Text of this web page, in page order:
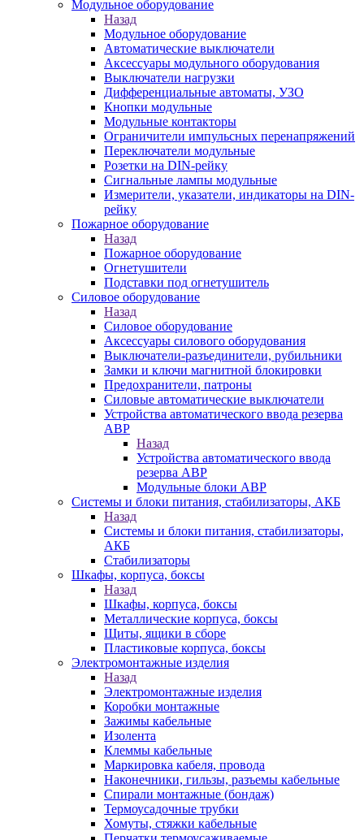
Модульное оборудование
Назад
Модульное оборудование
Автоматические выключатели
Аксессуары модульного оборудования
Выключатели нагрузки
Дифференциальные автоматы, УЗО
Кнопки модульные
Модульные контакторы
Ограничители импульсных перенапряжений
Переключатели модульные
Розетки на DIN-рейку
Сигнальные лампы модульные
Измерители, указатели, индикаторы на DIN-
рейку
Пожарное оборудование
Назад
Пожарное оборудование
Огнетушители
Подставки под огнетушитель
Силовое оборудование
Назад
Силовое оборудование
Аксессуары силового оборудования
Выключатели-разъединители, рубильники
Замки и ключи магнитной блокировки
Предохранители, патроны
Силовые автоматические выключатели
Устройства автоматического ввода резерва
АВР
Назад
Устройства автоматического ввода
резерва АВР
Модульные блоки АВР
Системы и блоки питания, стабилизаторы, АКБ
Назад
Системы и блоки питания, стабилизаторы,
АКБ
Стабилизаторы
Шкафы, корпуса, боксы
Назад
Шкафы, корпуса, боксы
Металлические корпуса, боксы
Щиты, ящики в сборе
Пластиковые корпуса, боксы
Электромонтажные изделия
Назад
Электромонтажные изделия
Коробки монтажные
Зажимы кабельные
Изолента
Клеммы кабельные
Маркировка кабеля, провода
Наконечники, гильзы, разъемы кабельные
Спирали монтажные (бондаж)
Термоусадочные трубки
Хомуты, стяжки кабельные